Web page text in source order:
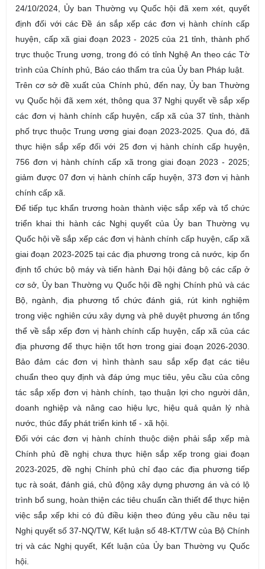
24/10/2024, Ủy ban Thường vụ Quốc hội đã xem xét, quyết
định đối với các Đề án sắp xếp các đơn vị hành chính cấp
huyện, cấp xã giai đoạn 2023 - 2025 của 21 tỉnh, thành phố
trực thuộc Trung ương, trong đó có tỉnh Nghệ An theo các Tờ
trình của Chính phủ, Báo cáo thẩm tra của Ủy ban Pháp luật.
Trên cơ sở đề xuất của Chính phủ, đến nay, Ủy ban Thường
vụ Quốc hội đã xem xét, thông qua 37 Nghị quyết về sắp xếp
các đơn vị hành chính cấp huyện, cấp xã của 37 tỉnh, thành
phố trực thuộc Trung ương giai đoạn 2023-2025. Qua đó, đã
thực hiện sắp xếp đối với 25 đơn vị hành chính cấp huyện,
756 đơn vị hành chính cấp xã trong giai đoạn 2023 - 2025;
giảm được 07 đơn vị hành chính cấp huyện, 373 đơn vị hành
chính cấp xã.
Để tiếp tục khẩn trương hoàn thành việc sắp xếp và tổ chức
triển khai thi hành các Nghị quyết của Ủy ban Thường vụ
Quốc hội về sắp xếp các đơn vị hành chính cấp huyện, cấp xã
giai đoạn 2023-2025 tại các địa phương trong cả nước, kịp ổn
định tổ chức bộ máy và tiến hành Đại hội đảng bộ các cấp ở
cơ sở, Ủy ban Thường vụ Quốc hội đề nghị Chính phủ và các
Bộ, ngành, địa phương tổ chức đánh giá, rút kinh nghiệm
trong việc nghiên cứu xây dựng và phê duyệt phương án tổng
thể về sắp xếp đơn vị hành chính cấp huyện, cấp xã của các
địa phương để thực hiện tốt hơn trong giai đoạn 2026-2030.
Bảo đảm các đơn vị hình thành sau sắp xếp đạt các tiêu
chuẩn theo quy định và đáp ứng mục tiêu, yêu cầu của công
tác sắp xếp đơn vị hành chính, tạo thuận lợi cho người dân,
doanh nghiệp và nâng cao hiệu lực, hiệu quả quản lý nhà
nước, thúc đẩy phát triển kinh tế - xã hội.
Đối với các đơn vị hành chính thuộc diện phải sắp xếp mà
Chính phủ đề nghị chưa thực hiện sắp xếp trong giai đoạn
2023-2025, đề nghị Chính phủ chỉ đạo các địa phương tiếp
tục rà soát, đánh giá, chủ động xây dựng phương án và có lộ
trình bổ sung, hoàn thiện các tiêu chuẩn cần thiết để thực hiện
việc sắp xếp khi có đủ điều kiện theo đúng yêu cầu nêu tại
Nghị quyết số 37-NQ/TW, Kết luận số 48-KT/TW của Bộ Chính
trị và các Nghị quyết, Kết luận của Ủy ban Thường vụ Quốc
hội.